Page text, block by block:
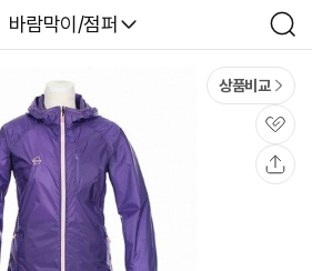
다나와
바람막이/점퍼
검
색
상품비교
관
심